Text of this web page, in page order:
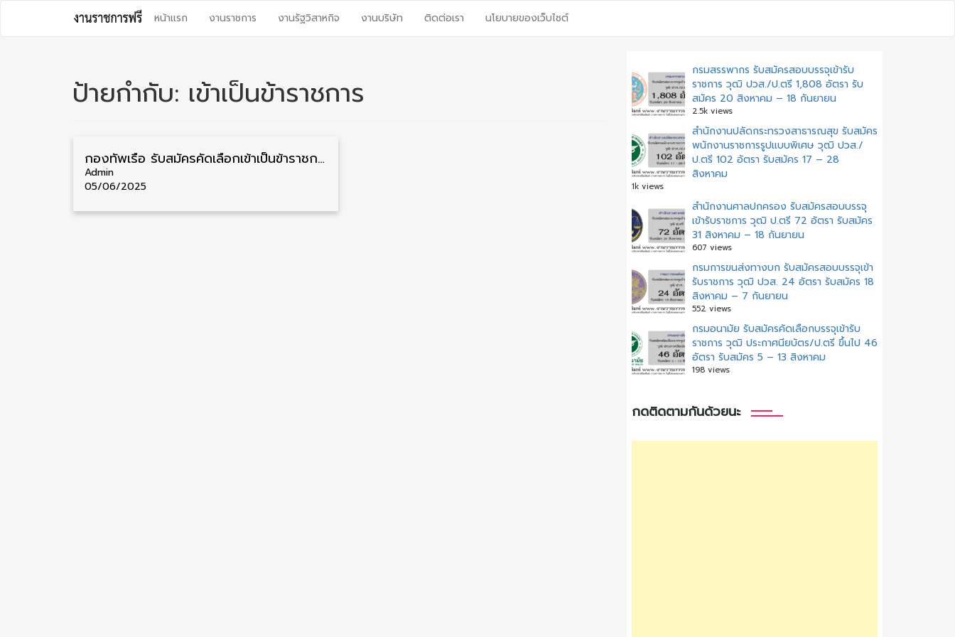
content
หน้าแรก งานราชการ งานรัฐวิสาหกิจ งานบริษัท ติดต่อเรา นโยบายของเว็บไซต์
ป้ายกำกับ: เข้าเป็นข้าราชการ
กองทัพเรือ รับสมัครคัดเลือกเข้าเป็นข้าราชการ ชั้นสัญญาบัตร ปี 2568 5 อัตรา รับสมัคร 4 – 27 มิถุนายน
Admin
05/06/2025
กรมสรรพากร รับสมัครสอบบรรจุเข้ารับ
ราชการ วุฒิ ปวส./ป.ตรี 1,808 อัตรา รับ
สมัคร 20 สิงหาคม – 18 กันยายน
2.5k views
สำนักงานปลัดกระทรวงสาธารณสุข รับสมัคร
พนักงานราชการรูปแบบพิเศษ วุฒิ ปวส./
ป.ตรี 102 อัตรา รับสมัคร 17 – 28
สิงหาคม
1k views
สํานักงานศาลปกครอง รับสมัครสอบบรรจุ
เข้ารับราชการ วุฒิ ป.ตรี 72 อัตรา รับสมัคร
31 สิงหาคม – 18 กันยายน
607 views
กรมการขนส่งทางบก รับสมัครสอบบรรจุเข้า
รับราชการ วุฒิ ปวส. 24 อัตรา รับสมัคร 18
สิงหาคม – 7 กันยายน
552 views
กรมอนามัย รับสมัครคัดเลือกบรรจุเข้ารับ
ราชการ วุฒิ ประกาศนียบัตร/ป.ตรี ขึ้นไป 46
อัตรา รับสมัคร 5 – 13 สิงหาคม
198 views
กดติดตามกันด้วยนะ